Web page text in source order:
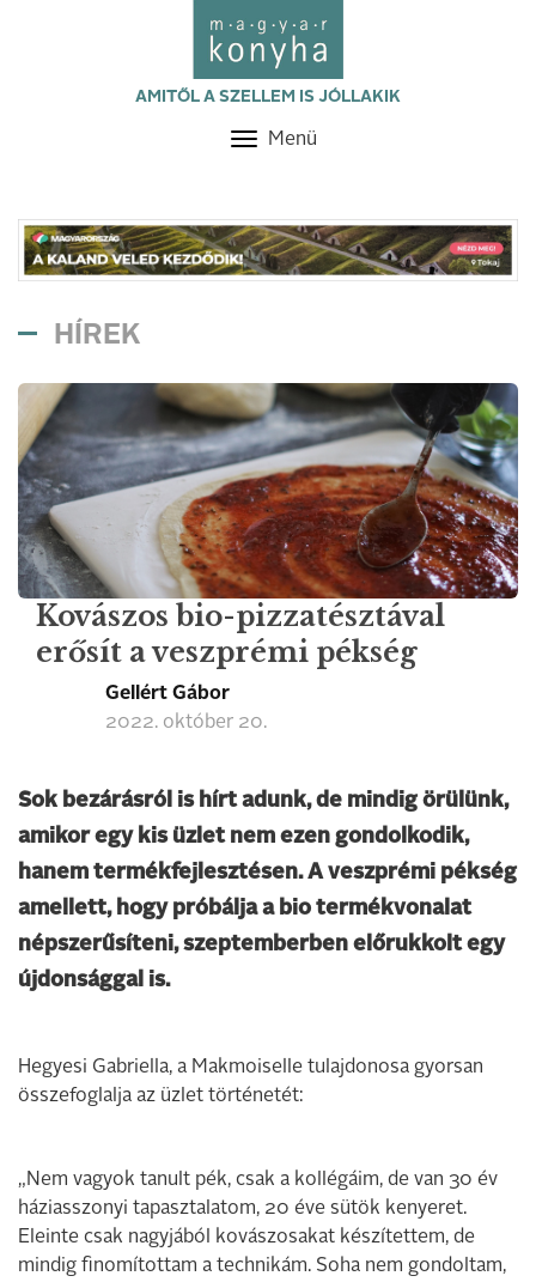
AMITŐL A SZELLEM IS JÓLLAKIK
Toggle
Menü
HÍREK
Kovászos bio-pizzatésztával
erősít a veszprémi pékség
Gellért Gábor
2022. október 20.
Sok bezárásról is hírt adunk, de mindig örülünk,
amikor egy kis üzlet nem ezen gondolkodik,
hanem termékfejlesztésen. A veszprémi pékség
amellett, hogy próbálja a bio termékvonalat
népszerűsíteni, szeptemberben előrukkolt egy
újdonsággal is.
Hegyesi Gabriella, a Makmoiselle tulajdonosa gyorsan
összefoglalja az üzlet történetét:
„Nem vagyok tanult pék, csak a kollégáim, de van 30 év
háziasszonyi tapasztalatom, 20 éve sütök kenyeret.
Eleinte csak nagyjából kovászosakat készítettem, de
mindig finomítottam a technikám. Soha nem gondoltam,